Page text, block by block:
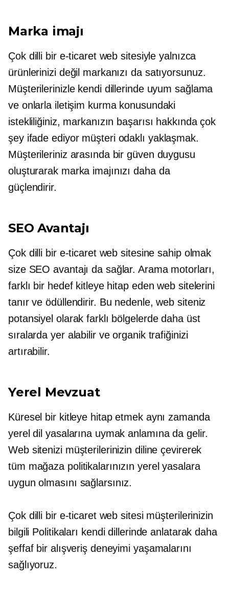
Marka imajı
Çok dilli bir e-ticaret web sitesiyle yalnızca
ürünlerinizi değil markanızı da satıyorsunuz.
Müşterilerinizle kendi dillerinde uyum sağlama
ve onlarla iletişim kurma konusundaki
istekliliğiniz, markanızın başarısı hakkında çok
şey ifade ediyor müşteri odaklı yaklaşmak.
Müşterileriniz arasında bir güven duygusu
oluşturarak marka imajınızı daha da
güçlendirir.
SEO Avantajı
Çok dilli bir e-ticaret web sitesine sahip olmak
size SEO avantajı da sağlar. Arama motorları,
farklı bir hedef kitleye hitap eden web sitelerini
tanır ve ödüllendirir. Bu nedenle, web siteniz
potansiyel olarak farklı bölgelerde daha üst
sıralarda yer alabilir ve organik trafiğinizi
artırabilir.
Yerel Mevzuat
Küresel bir kitleye hitap etmek aynı zamanda
yerel dil yasalarına uymak anlamına da gelir.
Web sitenizi müşterilerinizin diline çevirerek
tüm mağaza politikalarınızın yerel yasalara
uygun olmasını sağlarsınız.
Çok dilli bir e-ticaret web sitesi müşterilerinizin
bilgili Politikaları kendi dillerinde anlatarak daha
şeffaf bir alışveriş deneyimi yaşamalarını
sağlıyoruz.